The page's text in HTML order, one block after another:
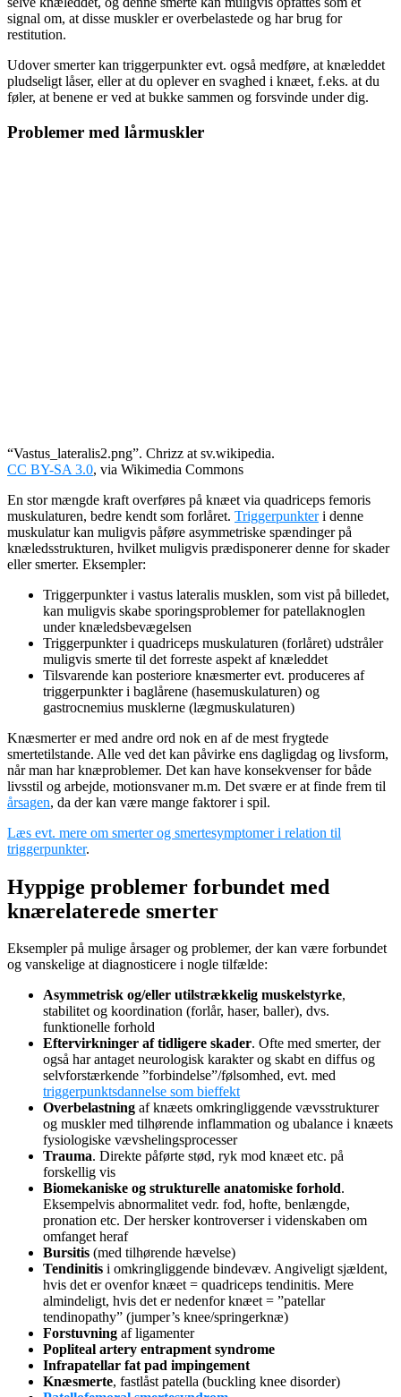
signal om, at disse muskler er overbelastede og har brug for
restitution.
Udover smerter kan triggerpunkter evt. også medføre, at knæleddet
pludseligt låser, eller at du oplever en svaghed i knæet, f.eks. at du
føler, at benene er ved at bukke sammen og forsvinde under dig.
Problemer med lårmuskler
“Vastus_lateralis2.png”. Chrizz at sv.wikipedia.
CC BY-SA 3.0, via Wikimedia Commons
En stor mængde kraft overføres på knæet via quadriceps femoris
muskulaturen, bedre kendt som forlåret. Triggerpunkteri denne
muskulatur kan muligvis påføre asymmetriske spændinger på
knæledsstrukturen, hvilket muligvis prædisponerer denne for skader
eller smerter. Eksempler:
Triggerpunkter i vastus lateralis musklen, som vist på billedet,
kan muligvis skabe sporingsproblemer for patellaknoglen
under knæledsbevægelsen
Triggerpunkter i quadriceps muskulaturen (forlåret) udstråler
muligvis smerte til det forreste aspekt af knæleddet
Tilsvarende kan posteriore knæsmerter evt. produceres af
triggerpunkter i baglårene (hasemuskulaturen) og
gastrocnemius musklerne (lægmuskulaturen)
Knæsmerter er med andre ord nok en af de mest frygtede
smertetilstande. Alle ved det kan påvirke ens dagligdag og livsform,
når man har knæproblemer. Det kan have konsekvenser for både
livsstil og arbejde, motionsvaner m.m. Det svære er at finde frem til
årsagen, da der kan være mange faktorer i spil.
Læs evt. mere om smerter og smertesymptomer i relation til
triggerpunkter.
Hyppige problemer forbundet med
knærelaterede smerter
Eksempler på mulige årsager og problemer, der kan være forbundet
og vanskelige at diagnosticere i nogle tilfælde:
Asymmetrisk og/eller utilstrækkelig muskelstyrke,
stabilitet og koordination (forlår, haser, baller), dvs.
funktionelle forhold
Eftervirkninger af tidligere skader. Ofte med smerter, der
også har antaget neurologisk karakter og skabt en diffus og
selvforstærkende ”forbindelse”/følsomhed, evt. med
triggerpunktsdannelse som bieffekt
Overbelastning af knæets omkringliggende vævsstrukturer
og muskler med tilhørende inflammation og ubalance i knæets
fysiologiske vævshelingsprocesser
Trauma. Direkte påførte stød, ryk mod knæet etc. på
forskellig vis
Biomekaniske og strukturelle anatomiske forhold.
Eksempelvis abnormalitet vedr. fod, hofte, benlængde,
pronation etc. Der hersker kontroverser i videnskaben om
omfanget heraf
Bursitis (med tilhørende hævelse)
Tendinitis i omkringliggende bindevæv. Angiveligt sjældent,
hvis det er ovenfor knæet = quadriceps tendinitis. Mere
almindeligt, hvis det er nedenfor knæet = ”patellar
tendinopathy” (jumper’s knee/springerknæ)
Forstuvning af ligamenter
Popliteal artery entrapment syndrome
Infrapatellar fat pad impingement
Knæsmerte, fastlåst patella (buckling knee disorder)